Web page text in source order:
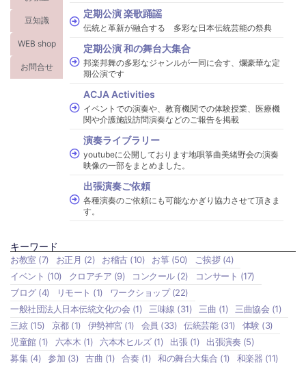
豆知識
WEB shop
お問合せ
定期公演 楽歌踊謡
伝統と革新が融合する 多彩な日本伝統芸能の祭典
定期公演 和の舞台大集合
邦楽邦舞の多彩なジャンルが一同に会す、爛豪華な定
期公演です
ACJA Activities
イベントでの演奏や、教育機関での体験授業、医療機
関や介護施設訪問演奏などのご報告を掲載
演奏ライブラリー
youtubeに公開しております地唄箏曲美緒野会の演奏
映像の一部をまとめました。
出張演奏ご依頼
各種演奏のご依頼にも可能なかぎり協力させて頂きま
す。
キーワード
お教室 (7) お正月 (2) お稽古(10) お箏(50) ご挨拶(4)
イベント (10) クロアチア (9) コンクール(2) コンサート (17)
ブログ(4) リモート (1) ワークショップ(22)
一般社団法人日本伝統文化の会 (1) 三味線 (31) 三曲 (1) 三曲協会 (1)
三絃(15) 京都(1) 伊勢神宮(1) 会員 (33) 伝統芸能(31) 体験(3)
児童館(1) 六本木 (1) 六本木ヒルズ(1) 出張(1) 出張演奏 (5)
募集 (4) 参加 (3) 古曲 (1) 合奏 (1) 和の舞台大集合 (1) 和楽器 (11)